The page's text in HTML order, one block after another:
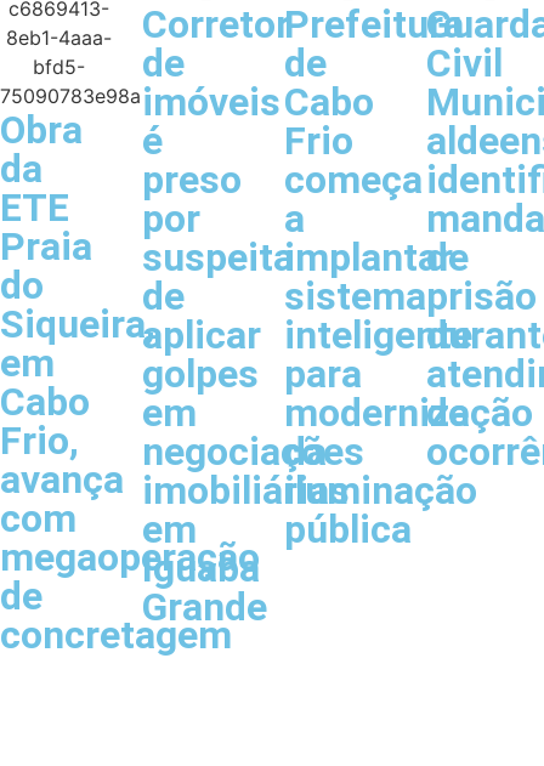
Obra
da
ETE
Praia
do
Siqueira,
em
Cabo
Frio,
avança
com
megaoperação
de
concretagem
Corretor
de
imóveis
é
preso
por
suspeita
de
aplicar
golpes
em
negociações
imobiliárias
em
Iguaba
Grande
Prefeitura
de
Cabo
Frio
começa
a
implantar
sistema
inteligente
para
modernização
da
iluminação
pública
Civil
de
prisão
de